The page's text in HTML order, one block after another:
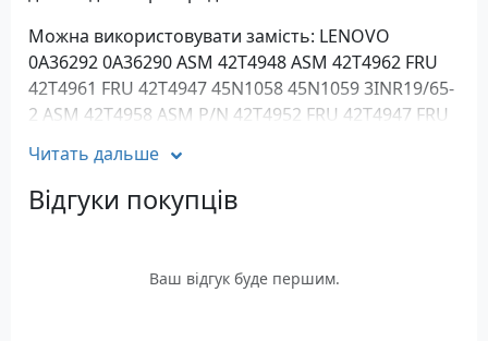
Можна використовувати замість: LENOVO
0A36292 0A36290 ASM 42T4948 ASM 42T4962 FRU
42T4961 FRU 42T4947 45N1058 45N1059 3INR19/65-
2 ASM 42T4958 ASM P/N 42T4952 FRU 42T4947 FRU
Сумісні моделі: IBM LENOVO ThinkPad X121e X130e
Series IBM LENOVO ThinkPad Edge E120 E125 E320
Характеристики
Читать дальше
Відгуки покупців
Ваш відгук буде першим.